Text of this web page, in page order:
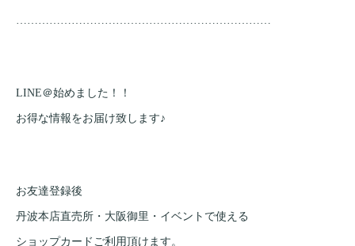
……………………………………………………………
LINE＠始めました！！
お得な情報をお届け致します♪
お友達登録後
丹波本店直売所・大阪御里・イベントで使える
ショップカードご利用頂けます。